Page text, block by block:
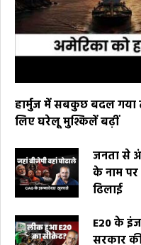
हार्मुज में सबकुछ बदल गया
लिए घरेलू मुश्किलें बढ़ीं
जनता से
के नाम
ढिलाई
E20 के
सरकार